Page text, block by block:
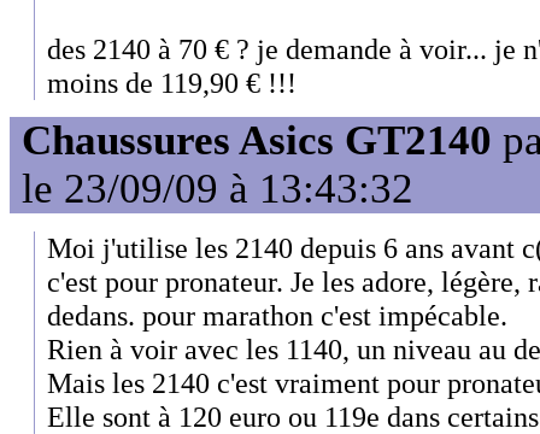
des 2140 à 70 € ? je demande à voir... je
moins de 119,90 € !!!
Chaussures Asics GT2140
le 23/09/09 à 13:43:32
Moi j'utilise les 2140 depuis 6 ans avant
c'est pour pronateur. Je les adore,
dedans. pour marathon c'est impécable.
Rien à voir avec les 1140, un niveau au
Mais les 2140 c'est vraiment pour
Elle sont à 120 euro ou 119e dans